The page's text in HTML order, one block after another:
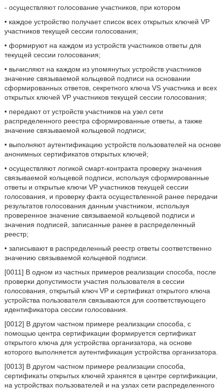
- осуществляют голосование участников, при котором
• каждое устройство получает список всех открытых ключей VP
участников текущей сессии голосования;
• формируют на каждом из устройств участников ответы для
текущей сессии голосования;
• вычисляют на каждом из упомянутых устройств участников
значение связываемой кольцевой подписи на основании
сформированных ответов, секретного ключа VS участника и всех
открытых ключей VP участников текущей сессии голосования;
• передают от устройств участников на узел сети
распределенного реестра сформированные ответы, а также
значение связываемой кольцевой подписи;
• выполняют аутентификацию устройств пользователей на основе
анонимных сертификатов открытых ключей;
• осуществляют логикой смарт-контракта проверку значения
связываемой кольцевой подписи, используя сформированные
ответы и открытые ключи VP участников текущей сессии
голосования, и проверку факта осуществленной ранее передачи
результатов голосования данным участником, используя
проверенное значение связываемой кольцевой подписи и
значения подписей, записанные ранее в распределенный
реестр;
• записывают в распределенный реестр ответы соответственно
значению связываемой кольцевой подписи.
[0011] В одном из частных примеров реализации способа, после
проверки допустимости участия пользователя в сессии
голосования, открытый ключ VP и сертификат открытого ключа
устройства пользователя связываются для соответствующего
идентификатора сессии голосования.
[0012] В другом частном примере реализации способа, с
помощью центра сертификации формируется сертификат
открытого ключа для устройства организатора, на основе
которого выполняется аутентификация устройства организатора.
[0013] В другом частном примере реализации способа,
сертификаты открытых ключей хранятся в центре сертификации,
на устройствах пользователей и на узлах сети распределенного